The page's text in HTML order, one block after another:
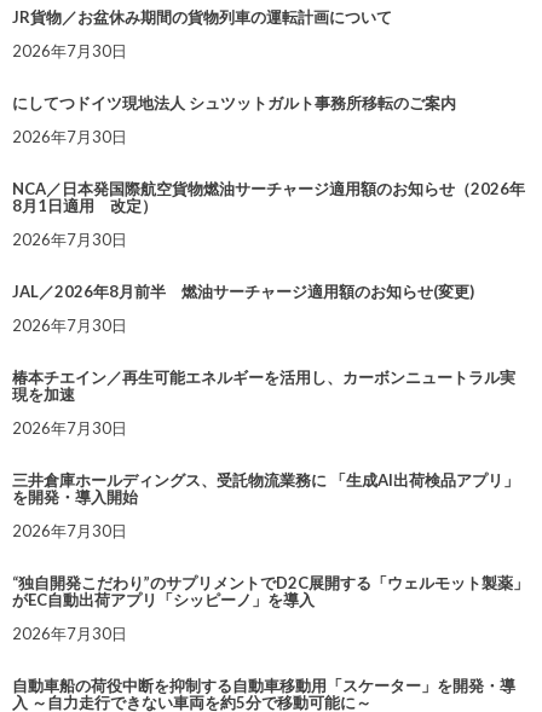
JR貨物／お盆休み期間の貨物列車の運転計画について
2026年7月30日
にしてつドイツ現地法人 シュツットガルト事務所移転のご案内
2026年7月30日
NCA／日本発国際航空貨物燃油サーチャージ適用額のお知らせ（2026年
8月1日適用 改定）
2026年7月30日
JAL／2026年8月前半 燃油サーチャージ適用額のお知らせ(変更)
2026年7月30日
椿本チエイン／再生可能エネルギーを活用し、カーボンニュートラル実
現を加速
2026年7月30日
三井倉庫ホールディングス、受託物流業務に 「生成AI出荷検品アプリ」
を開発・導入開始
2026年7月30日
“独自開発こだわり”のサプリメントでD2C展開する「ウェルモット製薬」
がEC自動出荷アプリ「シッピーノ」を導入
2026年7月30日
自動車船の荷役中断を抑制する自動車移動用「スケーター」を開発・導
入 ～自力走行できない車両を約5分で移動可能に～